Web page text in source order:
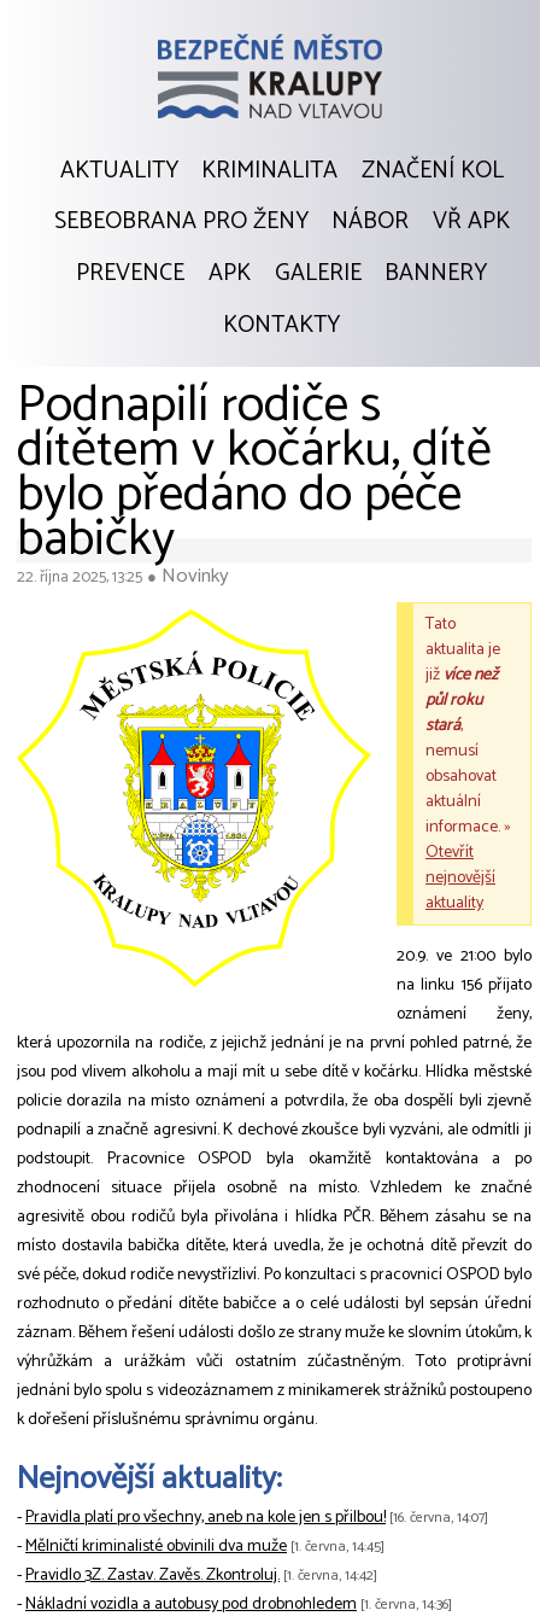
AKTUALITY KRIMINALITA
ZNAČENÍ KOL
SEBEOBRANA PRO ŽENY
NÁBOR
VŘ APK
PREVENCE
APK GALERIE
BANNERY
KONTAKTY
Podnapilí rodiče s
dítětem v kočárku, dítě
bylo předáno do péče
babičky
22. října 2025, 13:25 ● Novinky
Tato
aktualita je
jižvíce než
půl roku
stará,
nemusí
obsahovat
aktuální
informace. »
Otevřít
nejnovější
aktuality
20.9. ve 21:00 bylo
na linku 156 přijato
oznámení ženy,
která upozornila na rodiče, z jejichž jednání je na první pohled patrné, že
jsou pod vlivem alkoholu a mají mít u sebe dítě v kočárku. Hlídka městské
policie dorazila na místo oznámení a potvrdila, že oba dospělí byli zjevně
podnapilí a značně agresivní. K dechové zkoušce byli vyzváni, ale odmítli ji
podstoupit. Pracovnice OSPOD byla okamžitě kontaktována a po
zhodnocení situace přijela osobně na místo. Vzhledem ke značné
agresivitě obou rodičů byla přivolána i hlídka PČR. Během zásahu se na
místo dostavila babička dítěte, která uvedla, že je ochotná dítě převzít do
své péče, dokud rodiče nevystřízliví. Po konzultaci s pracovnicí OSPOD bylo
rozhodnuto o předání dítěte babičce a o celé události byl sepsán úřední
záznam. Během řešení události došlo ze strany muže ke slovním útokům, k
výhrůžkám a urážkám vůči ostatním zúčastněným. Toto protiprávní
jednání bylo spolu s videozáznamem z minikamerek strážníků postoupeno
k dořešení příslušnému správnímu orgánu.
Nejnovější aktuality:
-Pravidla platí pro všechny, aneb na kole jen s přilbou! [16. června, 14:07]
-Mělničtí kriminalisté obvinili dva muže [1. června, 14:45]
-Pravidlo 3Z. Zastav. Zavěs. Zkontroluj. [1. června, 14:42]
-Nákladní vozidla a autobusy pod drobnohledem [1. června, 14:36]